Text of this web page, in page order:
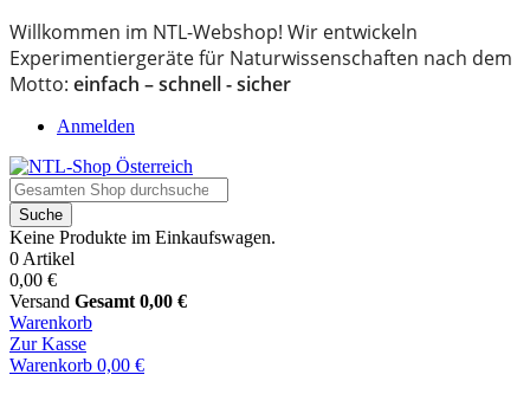
Willkommen im NTL-Webshop! Wir entwickeln
Experimentiergeräte für Naturwissenschaften nach dem
Motto: einfach – schnell - sicher
Anmelden
Suche
Keine Produkte im Einkaufswagen.
0 Artikel
0,00 €
Versand Gesamt 0,00 €
Warenkorb
Zur Kasse
Warenkorb 0,00 €